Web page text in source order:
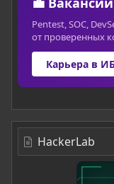
Pentest, SOC,
от проверенных
Карьера в
HackerLab